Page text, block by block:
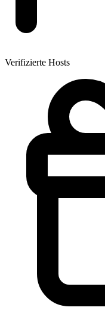
Verifizierte Hosts